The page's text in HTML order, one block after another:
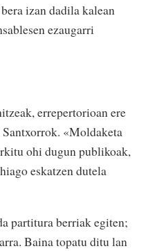
izan dadila kalean
ezaugarri
errepertorioan ere
«Moldaketa
ohi dugun publikoak,
eskatzen dutela
partitura berriak egiten;
Baina topatu ditu lan